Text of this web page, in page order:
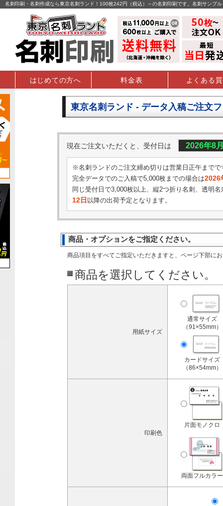
名刺印刷・名刺作成なら東京名刺ランド！100枚242円（税込）～の名刺印刷です。名刺サンプ
はじめての方へ 料金表 よくある
東京名刺ランド - データ入稿ご注文
現在ご注文いただくと、受付日は 2026年8
※名刺ランドのご注文締め切りは営業日正午までで
完全データでのご入稿で5,000枚までの場合は2026
同じ受付日で3,000枚以上、縦2つ折り名刺、透明名
12日 以降の出荷予定となります。
商品・オプションをご指定ください。
商品項目をすべてご指定いただきますと、ページ下部に
商品を選択してください。
用紙サイズ
通常サイズ
（91×55mm）
カードサイズ
（86×54mm）
印刷色
片面モノクロ
両面フルカラー